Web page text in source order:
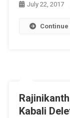
July 22, 2017
Continue
Kabali